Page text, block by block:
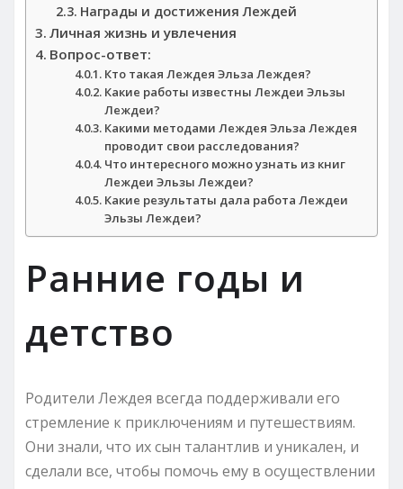
Награды и достижения Леждей
Личная жизнь и увлечения
Вопрос-ответ:
Кто такая Леждея Эльза Леждея?
Какие работы известны Леждеи Эльзы
Леждеи?
Какими методами Леждея Эльза Леждея
проводит свои расследования?
Что интересного можно узнать из книг
Леждеи Эльзы Леждеи?
Какие результаты дала работа Леждеи
Эльзы Леждеи?
Ранние годы и
детство
Родители Леждея всегда поддерживали его
стремление к приключениям и путешествиям.
Они знали, что их сын талантлив и уникален, и
сделали все, чтобы помочь ему в осуществлении